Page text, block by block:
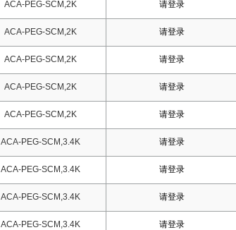
ACA-PEG-SCM,2K 请登录
ACA-PEG-SCM,2K 请登录
ACA-PEG-SCM,2K 请登录
ACA-PEG-SCM,2K 请登录
ACA-PEG-SCM,2K 请登录
ACA-PEG-SCM,3.4K 请登录
ACA-PEG-SCM,3.4K 请登录
ACA-PEG-SCM,3.4K 请登录
ACA-PEG-SCM,3.4K 请登录